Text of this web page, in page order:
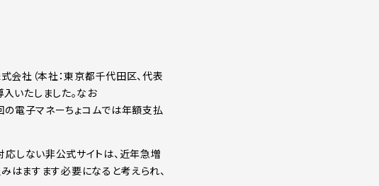
会社（本社：東京都千代田区、代表
いたしました。なお
の電子マネーちょコムでは年額支払
しない非公式サイトは、近年急増
はますます必要になると考えられ、